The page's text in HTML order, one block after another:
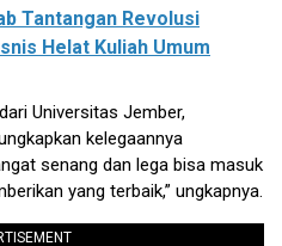
Tantangan Revolusi
Helat Kuliah Umum
Universitas Jember,
kelegaannya
senang dan lega bisa masuk
yang terbaik,” ungkapnya.